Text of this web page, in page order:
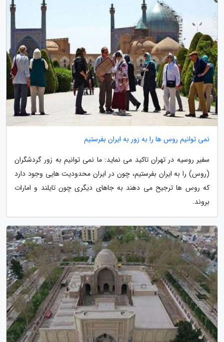
نمی توانیم روس ها را به زور به ایران بفرستیم
سفیر روسیه در تهران تاکید می نماید: ما نمی توانیم به زور گردشگران
(روس) را به ایران بفرستیم، چون در ایران محدودیت هایی وجود دارد
که روس ها ترجیح می دهند به جاهای دیگری چون تایلند و امارات
بروند.